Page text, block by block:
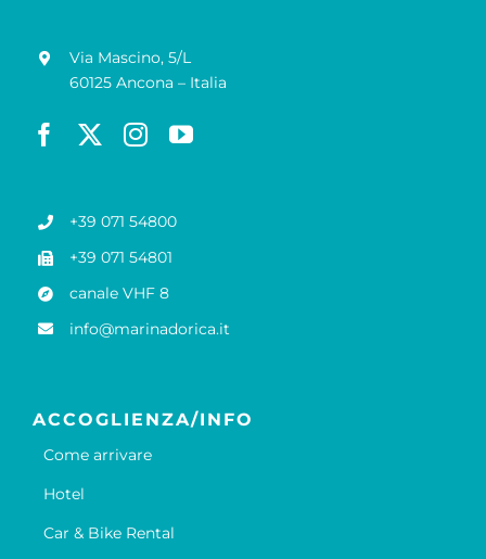
Via Mascino, 5/L
60125 Ancona – Italia
+39 071 54800
+39 071 54801
canale VHF 8
info@marinadorica.it
ACCOGLIENZA/INFO
Come arrivare
Hotel
Car & Bike Rental